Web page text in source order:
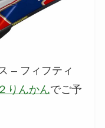
– フィフティ
りんかんでご予